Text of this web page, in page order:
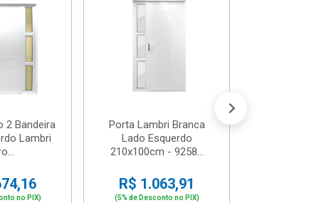
2 Bandeira
Lambri
no PIX)
Porta Lambri Branca
Lado Esquerdo
210x100cm - 9258...
R$ 1.063,91
(5% de Desconto no PIX)